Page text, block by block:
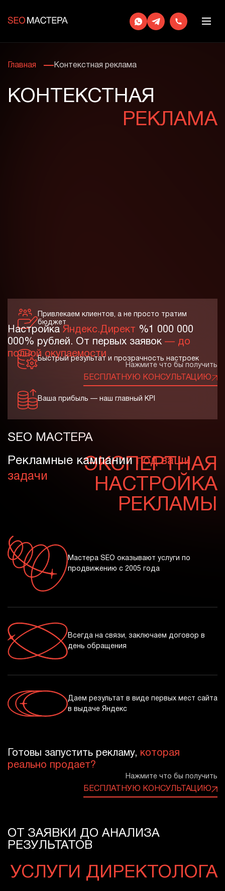
Главная Контекстная реклама
КОНТЕКСТНАЯ
РЕКЛАМА
Рекламные кампаниипод ваши
задачи
Привлекаем клиентов, а не просто тратим
бюджет
Быстрый результат и прозрачность настроек
Ваша прибыль — наш главный KPI
Настройка Яндекс.Директ %1 000 000
000% рублей. От первых заявок — до
полной окупаемости
Нажмите что бы получить
БЕСПЛАТНУЮ КОНСУЛЬТАЦИЮ
SEO МАСТЕРА
ЭКСПЕРТНАЯ
НАСТРОЙКА
РЕКЛАМЫ
Мастера SEO оказывают услуги по
продвижению с 2005 года
Всегда на связи, заключаем договор в
день обращения
Даем результат в виде первых мест сайта
в выдаче Яндекс
Готовы запустить рекламу, которая
реально продает?
Нажмите что бы получить
БЕСПЛАТНУЮ КОНСУЛЬТАЦИЮ
ОТ ЗАЯВКИ ДО АНАЛИЗА
РЕЗУЛЬТАТОВ
УСЛУГИ ДИРЕКТОЛОГА